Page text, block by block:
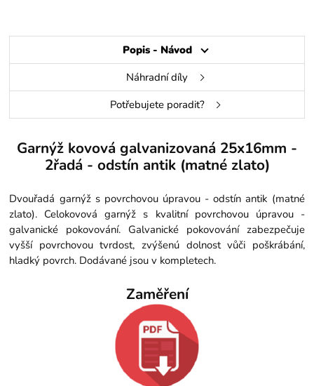
Popis - Návod
Náhradní díly
Potřebujete poradit?
Garnýž kovová galvanizovaná 25x16mm -
2řadá - odstín antik (matné zlato)
Dvouřadá garnýž s povrchovou úpravou - odstín antik (matné
zlato). Celokovová garnýž s kvalitní povrchovou úpravou -
galvanické pokovování. Galvanické pokovování zabezpečuje
vyšší povrchovou tvrdost, zvýšenú dolnost vůči poškrábání,
hladký povrch. Dodávané jsou v kompletech.
Zaměření